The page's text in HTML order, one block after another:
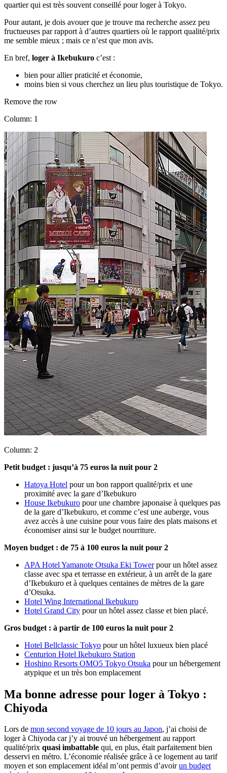
quartier qui est très souvent conseillé pour loger à Tokyo.
Pour autant, je dois avouer que je trouve ma recherche assez peu
fructueuses par rapport à d’autres quartiers où le rapport qualité/prix
me semble mieux ; mais ce n’est que mon avis.
En bref, loger à Ikebukuro c’est :
bien pour allier praticité et économie,
moins bien si vous cherchez un lieu plus touristique de Tokyo.
Remove the row
Column: 1
Column: 2
Petit budget : jusqu’à 75 euros la nuit pour 2
Hatoya Hotel pour un bon rapport qualité/prix et une
proximité avec la gare d’Ikebukuro
House Ikebukuro pour une chambre japonaise à quelques pas
de la gare d’Ikebukuro, et comme c’est une auberge, vous
avez accès à une cuisine pour vous faire des plats maisons et
économiser ainsi sur le budget nourriture.
Moyen budget : de 75 à 100 euros la nuit pour 2
APA Hotel Yamanote Otsuka Eki Towerpour un hôtel assez
classe avec spa et terrasse en extérieur, à un arrêt de la gare
d’Ikebukuro et à quelques centaines de mètres de la gare
d’Otsuka.
Hotel Wing International Ikebukuro
Hotel Grand City pour un hôtel assez classe et bien placé.
Gros budget : à partir de 100 euros la nuit pour 2
Hotel Bellclassic Tokyo pour un hôtel luxueux bien placé
Centurion Hotel Ikebukuro Station
Hoshino Resorts OMO5 Tokyo Otsuka pour un hébergement
atypique et un très bon emplacement
Ma bonne adresse pour loger à Tokyo :
Chiyoda
Lors de mon second voyage de 10 jours au Japon, j’ai choisi de
loger à Chiyoda car j’y ai trouvé un hébergement au rapport
qualité/prix quasi imbattable qui, en plus, était parfaitement bien
desservi en métro. L’économie réalisée grâce à ce logement au tarif
moyen et son emplacement idéal m’ont permis d’avoirun budget